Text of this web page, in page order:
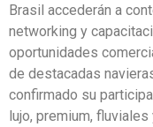
Brasil accederán a
networking y
oportunidades
de destacadas
confirmado su
lujo, premium,